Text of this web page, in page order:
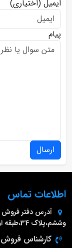
ایمیل (اختیاری)
پیام
ارسال
اطلاعات تماس
آدرس دفتر فروش
وششم،پلاک 34،طبقه اول
کارشناس فروش